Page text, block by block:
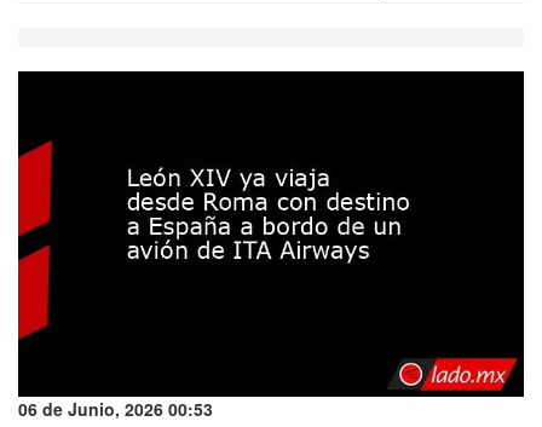
06 de Junio, 2026 00:53